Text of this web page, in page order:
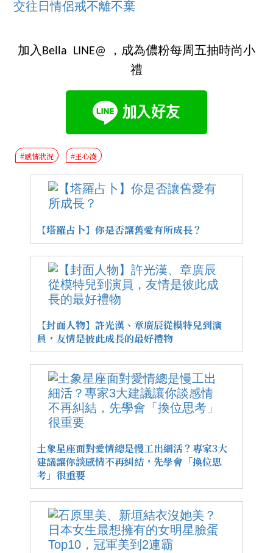
交往日情侶戒不離不棄
加入Bella LINE@ ，成為儂粉每周五抽時尚小
禮
#感情狀況 #王心凌
【塔羅占卜】你是否讓舊愛有所成長？
【封面人物】許光漢、章廣辰從模特兒到演
員，友情是彼此成長的最好禮物
土象星座面對愛情總是慢工出細活？專家3大
建議讓你談感情不再糾結，先學會「換位思
考」很重要